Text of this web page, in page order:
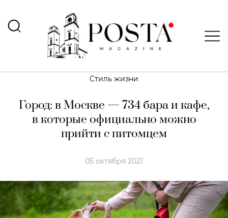
Стиль жизни
Город: в Москве — 734 бара и кафе,
в которые официально можно
прийти с питомцем
05 октября 2021